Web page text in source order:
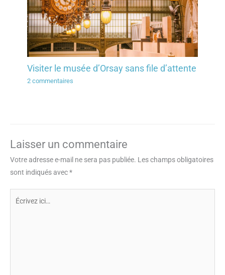
Visiter le musée d’Orsay sans file d’attente
2 commentaires
Laisser un commentaire
Votre adresse e-mail ne sera pas publiée. Les champs obligatoires
sont indiqués avec*